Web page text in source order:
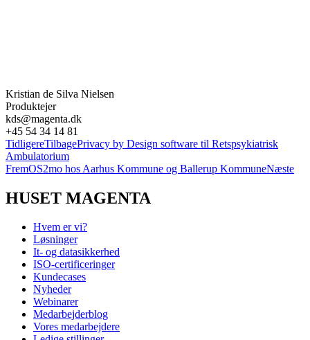
Kristian de Silva Nielsen
Produktejer
kds@magenta.dk
+45 54 34 14 81
TidligereTilbagePrivacy by Design software til Retspsykiatrisk
Ambulatorium
FremOS2mo hos Aarhus Kommune og Ballerup KommuneNæste
HUSET MAGENTA
Hvem er vi?
Løsninger
It- og datasikkerhed
ISO-certificeringer
Kundecases
Nyheder
Webinarer
Medarbejderblog
Vores medarbejdere